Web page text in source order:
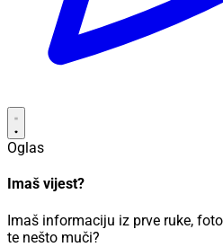
Oglas
Imaš vijest?
Imaš informaciju iz prve ruke,
te nešto muči?